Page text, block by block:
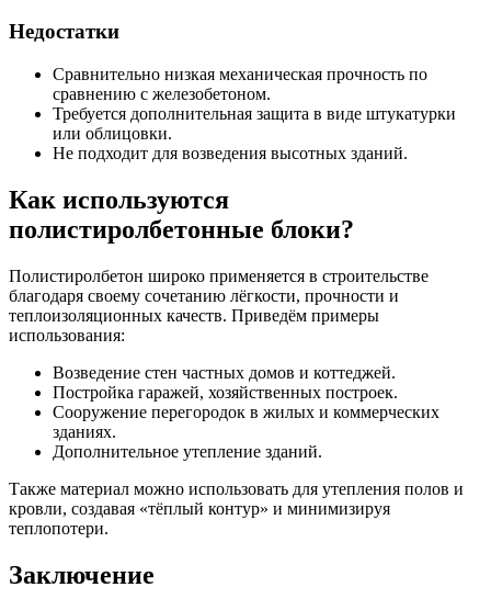
Недостатки
Сравнительно низкая механическая прочность по
сравнению с железобетоном.
Требуется дополнительная защита в виде штукатурки
или облицовки.
Не подходит для возведения высотных зданий.
Как используются
полистиролбетонные блоки?
Полистиролбетон широко применяется в строительстве
благодаря своему сочетанию лёгкости, прочности и
теплоизоляционных качеств. Приведём примеры
использования:
Возведение стен частных домов и коттеджей.
Постройка гаражей, хозяйственных построек.
Сооружение перегородок в жилых и коммерческих
зданиях.
Дополнительное утепление зданий.
Также материал можно использовать для утепления полов и
кровли, создавая «тёплый контур» и минимизируя
теплопотери.
Заключение